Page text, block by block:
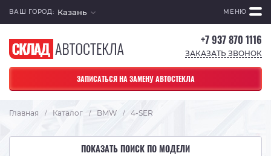
ВАШ ГОРОД: Казань МЕНЮ
+7 937 870 1116
ЗАКАЗАТЬ ЗВОНОК
ЗАПИСАТЬСЯ НА ЗАМЕНУ АВТОСТЕКЛА
Главная / Каталог / BMW / 4-SER
ПОКАЗАТЬ ПОИСК ПО МОДЕЛИ